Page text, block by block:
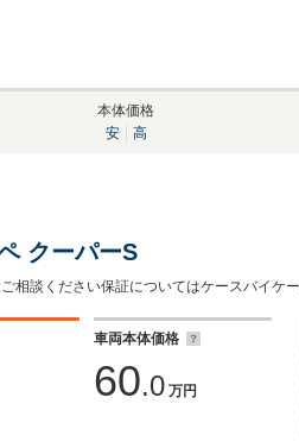
本体価格
安
高
クーパーS
相談ください保証についてはケースバイケ
車両本体価格
60.0 万円